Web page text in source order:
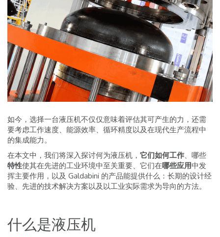
如今，选择一台液压机不仅仅意味着评估其可产生的力，还需
要考虑工作速度、能源效率、循环精度以及在现代生产流程中
的集成能力。
在本文中，我们将深入探讨何为液压机， 它们如何工作 、哪些
特性使其在先进的工业环境中至关重要、它们在哪些应用中发
挥主要作用，以及 Galdabini 的产品能提供什么：长期的设计经
验、先进的技术解决方案以及以工业实际需求为导向的方法。
什么是液压机